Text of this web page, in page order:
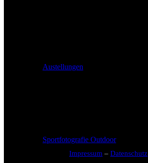
Austellungen
Sportfotografie Outdoor
Impressum – Datenschutz